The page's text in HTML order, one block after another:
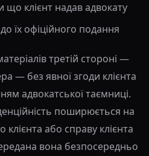
клієнт надав адвокату
їх офіційного подання
третій стороні —
— без явної згоди клієнта
адвокатської таємниці.
поширюється на
або справу клієнта
вона безпосередньо